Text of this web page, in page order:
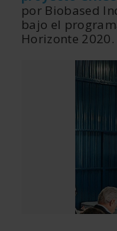
por Biobased
bajo el
Horizonte 2020.